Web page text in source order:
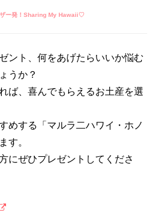
ー発！Sharing My Hawaii♡
ント、何をあげたらいいか悩む
うか？
ば、喜んでもらえるお土産を選
めする「マルラ二ハワイ・ホノ
す。
にぜひプレゼントしてくださ